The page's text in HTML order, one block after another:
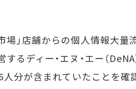
場」店舗からの個人情報大量
するディー・エヌ・エー（
分が含まれていたことを確